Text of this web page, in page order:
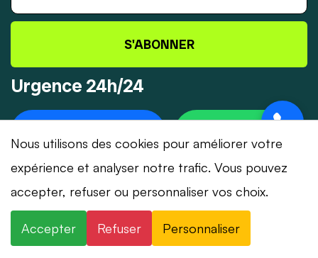
S'ABONNER
Urgence 24h/24
© 2026 Dépannage-Serrurier.ch - Tous droits
réservés | Suisse romande
Nous utilisons des cookies pour améliorer votre
expérience et analyser notre trafic. Vous pouvez
accepter, refuser ou personnaliser vos choix.
Accepter Refuser Personnaliser